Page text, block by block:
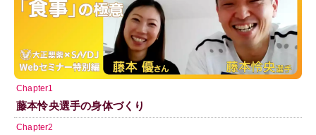
Chapter1
藤本怜央選手の身体づくり
Chapter2